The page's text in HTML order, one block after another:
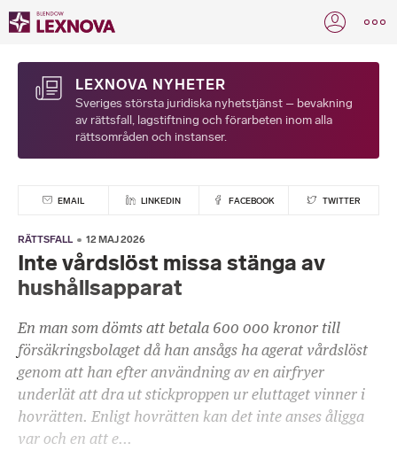
LEXNOVA NYHETER
Sveriges största juridiska nyhetstjänst – bevakning
av rättsfall, lagstiftning och förarbeten inom alla
rättsområden och instanser.
EMAIL LINKEDIN FACEBOOK TWITTER
RÄTTSFALL 12 MAJ 2026
Inte vårdslöst missa stänga av
hushållsapparat
En man som dömts att betala 600 000 kronor till
försäkringsbolaget då han ansågs ha agerat vårdslöst
genom att han efter användning av en airfryer
underlät att dra ut stickproppen ur eluttaget vinner i
hovrätten. Enligt hovrätten kan det inte anses åligga
var och en att e...